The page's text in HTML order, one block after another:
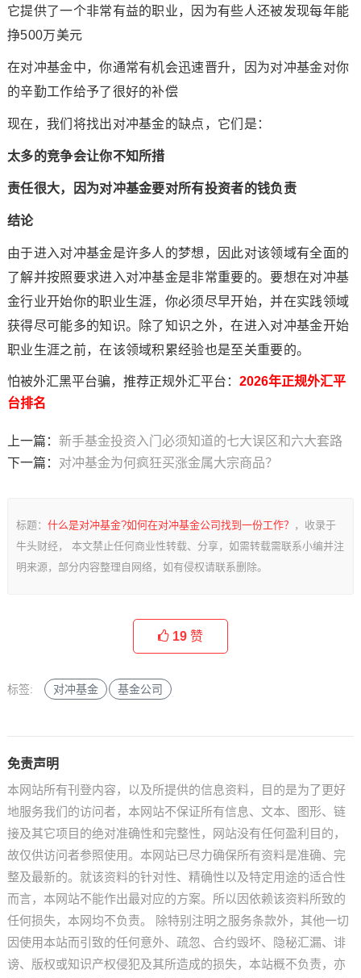
它提供了一个非常有益的职业，因为有些人还被发现每年能
挣500万美元
在对冲基金中，你通常有机会迅速晋升，因为对冲基金对你
的辛勤工作给予了很好的补偿
现在，我们将找出对冲基金的缺点，它们是：
太多的竞争会让你不知所措
责任很大，因为对冲基金要对所有投资者的钱负责
结论
由于进入对冲基金是许多人的梦想，因此对该领域有全面的
了解并按照要求进入对冲基金是非常重要的。要想在对冲基
金行业开始你的职业生涯，你必须尽早开始，并在实践领域
获得尽可能多的知识。除了知识之外，在进入对冲基金开始
职业生涯之前，在该领域积累经验也是至关重要的。
怕被外汇黑平台骗，推荐正规外汇平台： 2026年正规外汇平
台排名
上一篇： 新手基金投资入门必须知道的七大误区和六大套路
下一篇： 对冲基金为何疯狂买涨金属大宗商品？
标题： 什么是对冲基金?如何在对冲基金公司找到一份工作？ ，收录于
牛头财经， 本文禁止任何商业性转载、分享，如需转载需联系小编并注
明来源，部分内容整理自网络，如有侵权请联系删除。
19 赞
标签: 对冲基金 基金公司
免责声明
本网站所有刊登内容，以及所提供的信息资料，目的是为了更好
地服务我们的访问者，本网站不保证所有信息、文本、图形、链
接及其它项目的绝对准确性和完整性，网站没有任何盈利目的，
故仅供访问者参照使用。本网站已尽力确保所有资料是准确、完
整及最新的。就该资料的针对性、精确性以及特定用途的适合性
而言，本网站不能作出最对应的方案。所以因依赖该资料所致的
任何损失，本网均不负责。 除特别注明之服务条款外，其他一切
因使用本站而引致的任何意外、疏忽、合约毁坏、隐秘汇漏、诽
谤、版权或知识产权侵犯及其所造成的损失，本站概不负责，亦